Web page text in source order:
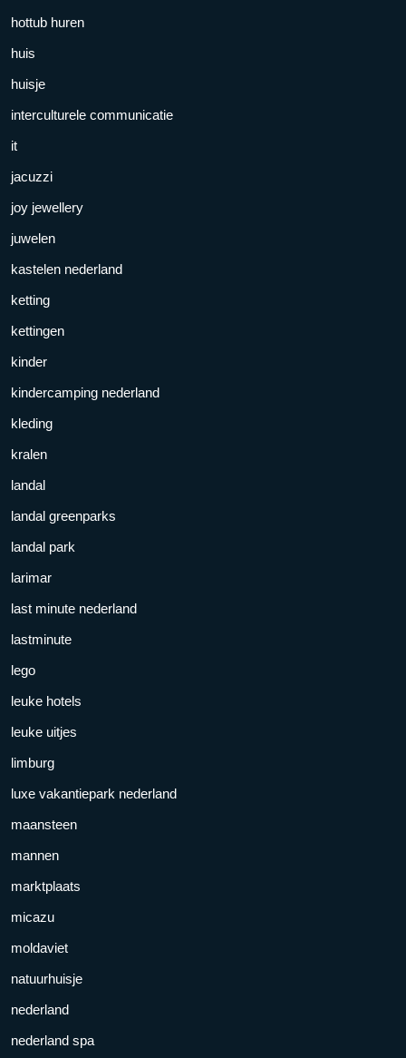
hottub huren
huis
huisje
interculturele communicatie
it
jacuzzi
joy jewellery
juwelen
kastelen nederland
ketting
kettingen
kinder
kindercamping nederland
kleding
kralen
landal
landal greenparks
landal park
larimar
last minute nederland
lastminute
lego
leuke hotels
leuke uitjes
limburg
luxe vakantiepark nederland
maansteen
mannen
marktplaats
micazu
moldaviet
natuurhuisje
nederland
nederland spa